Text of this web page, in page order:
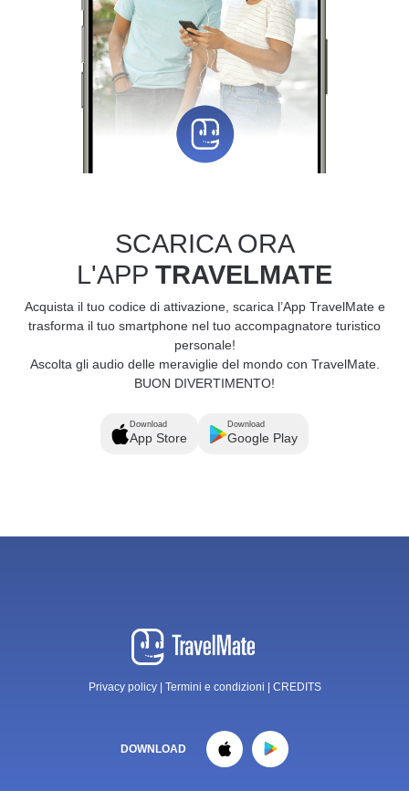
SCARICA ORA
L'APP TRAVELMATE
Acquista il tuo codice di attivazione, scarica l’App TravelMate e
trasforma il tuo smartphone nel tuo accompagnatore turistico
personale!
Ascolta gli audio delle meraviglie del mondo con TravelMate.
BUON DIVERTIMENTO!
Download
App Store
Download
Google Play
Privacy policy| Termini e condizioni CREDITS
DOWNLOAD